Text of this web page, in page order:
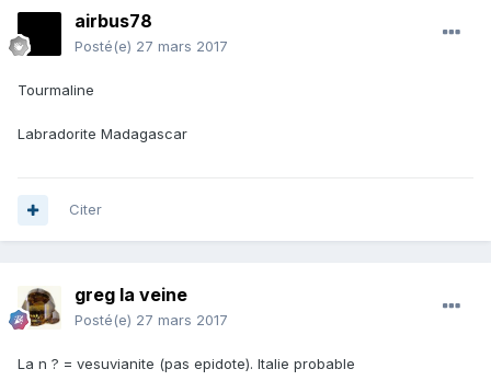
airbus78
Posté(e) 27 mars 2017
Tourmaline
Labradorite Madagascar
Citer
greg la veine
Posté(e) 27 mars 2017
La n ? = vesuvianite (pas epidote). Italie probable